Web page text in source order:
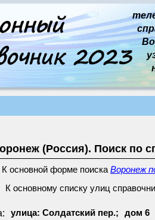
(Россия). Поиск по
К основной форме поиска Воронеж
К основному списку улиц
улица: Солдатский пер.; дом 6